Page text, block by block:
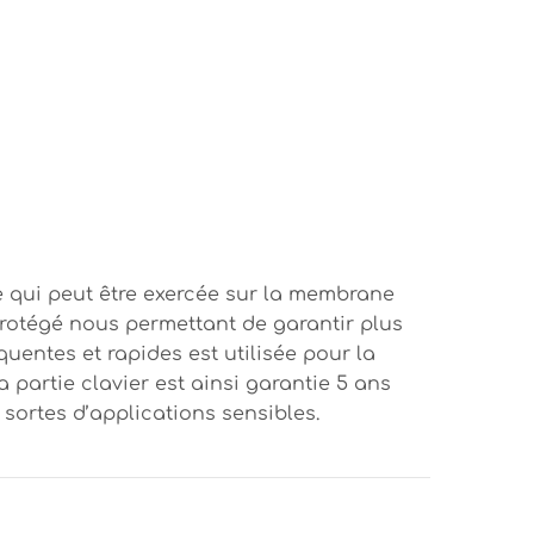
peut être exercée sur la membrane
nous permettant de garantir plus
et rapides est utilisée pour la
partie clavier est ainsi garantie 5 ans
d’applications sensibles.